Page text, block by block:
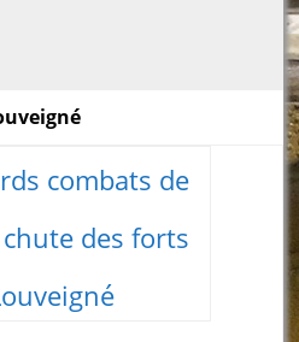
combats de
chute des forts